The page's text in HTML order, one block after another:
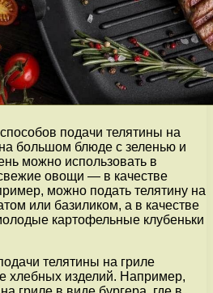
подачи телятины на
большом блюде с зеленью и
можно использовать в
овощи — в качестве
можно подать телятину на
или базиликом, а в качестве
картофельные клубеньки
телятины на гриле
хлебных изделий. Например,